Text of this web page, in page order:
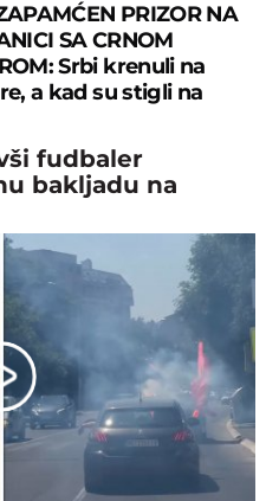
PRIZOR NA
SA CRNOM
Srbi krenuli na
a kad su stigli na
fudbaler
bakljadu na
Play
Video